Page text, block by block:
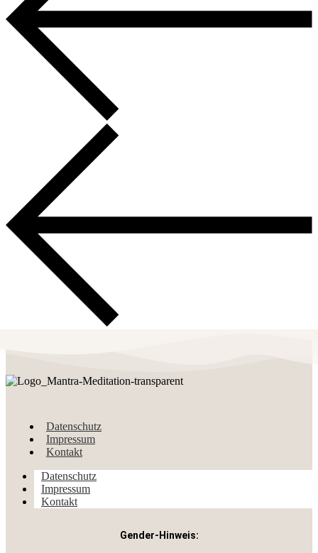
Datenschutz
Impressum
Kontakt
Datenschutz
Impressum
Kontakt
Gender-Hinweis: